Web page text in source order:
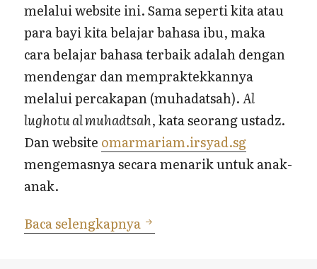
melalui website ini. Sama seperti kita atau
para bayi kita belajar bahasa ibu, maka
cara belajar bahasa terbaik adalah dengan
mendengar dan mempraktekkannya
melalui percakapan (muhadatsah).Al
lughotu al muhadtsah, kata seorang ustadz.
Dan website omarmariam.irsyad.sg
mengemasnya secara menarik untuk anak-
anak.
Baca selengkapnya Omarmariam.irsyad.sg: